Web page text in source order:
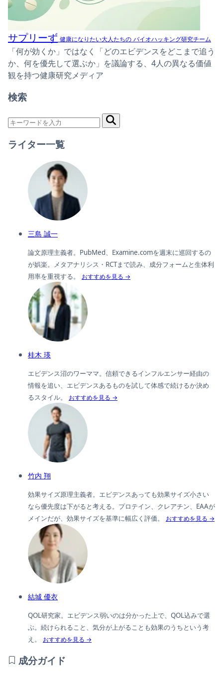
サプリーず 健康になりたい大人たちの バイオハッキング研究チーム
「何が効くか」ではなく「どのエビデンスをどこまで追う
か、何を優先して選ぶか」を議論する、4人の異なる価値
観を持つ健康研究メディア
検索
ライター一覧
三島 誠一
論文原理主義者。PubMed、Examine.comを週末に巡回するの
が娯楽。メタアナリシス・RCTまで読み、成分フォームと生体利
用率を重視する。
おすすめを見る →
桂木 瑛
エビデンス沼のワーママ。信頼できるインフルエンサー経由の
情報を追い、エビデンスあるものを試して体感で続けるか決め
るスタイル。
おすすめを見る →
竹内 翔
効果サイズ原理主義者。エビデンスあっても効果サイズ小さい
なら優先度は下がると考える。プロテイン、クレアチン、EAAが
メインだが、効果サイズを基準に幅広く評価。
おすすめを見る →
結城 優衣
QOL研究家。エビデンス弱いのは分かった上で、QOL込みで選
ぶ。続けられること、気分が上がることも効果のうちという考
え。
おすすめを見る →
成分ガイド